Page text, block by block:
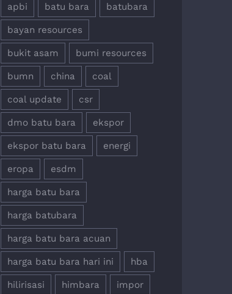
apbi batu bara batubara
bayan resources
bukit asam bumi resources
bumn china coal
coal update csr
dmo batu bara ekspor
ekspor batu bara energi
eropa esdm
harga batu bara
harga batubara
harga batu bara acuan
harga batu bara hari ini hba
hilirisasi himbara impor